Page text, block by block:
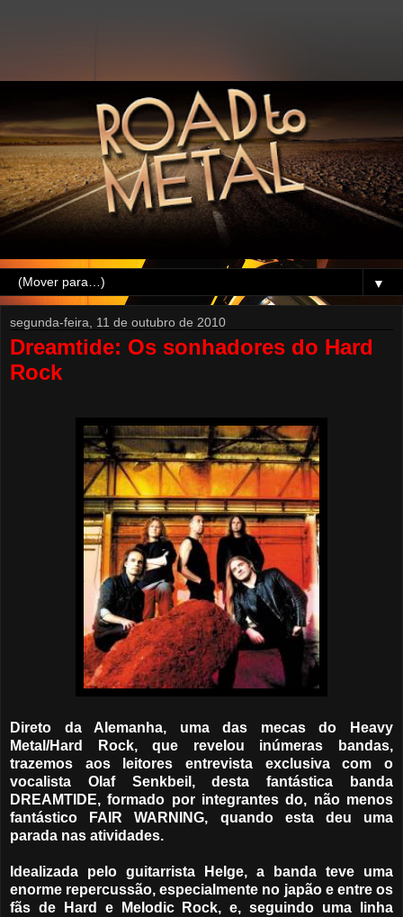
▼
segunda-feira, 11 de outubro de 2010
Dreamtide: Os sonhadores do Hard
Rock
Direto da Alemanha, uma das mecas do Heavy
Metal/Hard Rock, que revelou inúmeras bandas,
trazemos aos leitores entrevista exclusiva com o
vocalista Olaf Senkbeil, desta fantástica banda
DREAMTIDE, formado por integrantes do, não menos
fantástico FAIR WARNING, quando esta deu uma
parada nas atividades.
Idealizada pelo guitarrista Helge, a banda teve uma
enorme repercussão, especialmente no japão e entre os
fãs de Hard e Melodic Rock, e, seguindo uma linha